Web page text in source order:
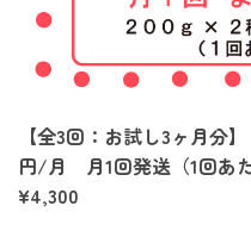
【全3回：お試し3ヶ月分
円/月 月1回発送（1回あ
¥4,300